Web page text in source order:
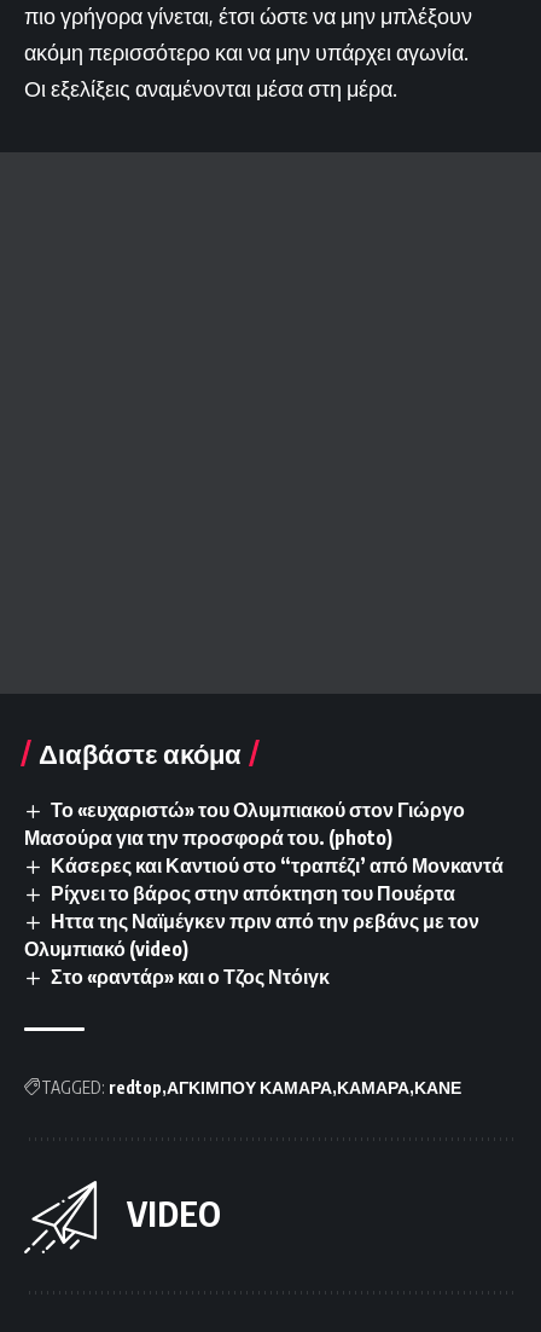
πιο γρήγορα γίνεται, έτσι ώστε να μην μπλέξουν
ακόμη περισσότερο και να μην υπάρχει αγωνία.
Οι εξελίξεις αναμένονται μέσα στη μέρα.
Διαβάστε ακόμα
Το «ευχαριστώ» του Ολυμπιακού στον Γιώργο
Μασούρα για την προσφορά του. (photo)
Κάσερες και Καντιού στο “τραπέζι’ από Μονκαντά
Ρίχνει το βάρος στην απόκτηση του Πουέρτα
Ηττα της Ναϊμέγκεν πριν από την ρεβάνς με τον
Ολυμπιακό (video)
Στο «ραντάρ» και ο Τζος Ντόιγκ
TAGGED: redtop ΑΓΚΙΜΠΟΥ ΚΑΜΑΡΑ ΚΑΜΑΡΑ ΚΑΝΕ
VIDEO